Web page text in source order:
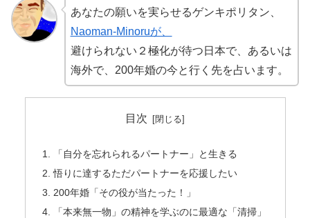
あなたの願いを実らせるゲンキポリタン、
Naoman-Minoruが、
避けられない２極化が待つ日本で、あるいは
海外で、200年婚の今と行く先を占います。
目次
「自分を忘れられるパートナー」と生きる
悟りに達するただパートナーを応援したい
200年婚「その役が当たった！」
「本来無一物」の精神を学ぶのに最適な「清掃」